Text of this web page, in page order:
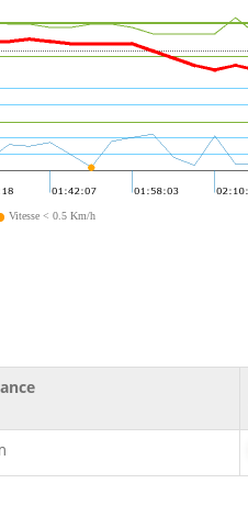
Vitesse < 0.5 Km/h